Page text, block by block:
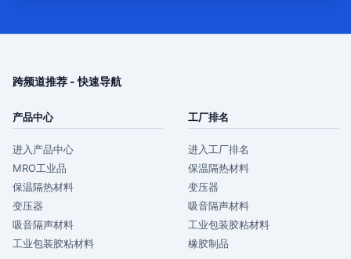
跨频道推荐 - 快速导航
产品中心
进入产品中心
MRO工业品
保温隔热材料
变压器
吸音隔声材料
工业包装胶粘材料
工厂排名
进入工厂排名
保温隔热材料
变压器
吸音隔声材料
工业包装胶粘材料
橡胶制品